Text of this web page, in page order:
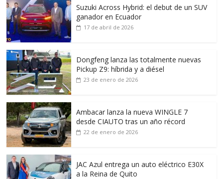
Suzuki Across Hybrid: el debut de un SUV
ganador en Ecuador
17 de abril de 2026
Dongfeng lanza las totalmente nuevas
Pickup Z9: híbrida y a diésel
23 de enero de 2026
Ambacar lanza la nueva WINGLE 7
desde CIAUTO tras un año récord
22 de enero de 2026
JAC Azul entrega un auto eléctrico E30X
a la Reina de Quito